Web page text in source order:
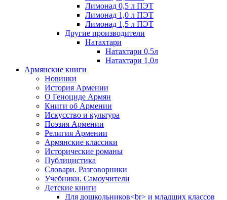
Лимонад 0,5 л ПЭТ
Лимонад 1,0 л ПЭТ
Лимонад 1,5 л ПЭТ
Другие производители
Натахтари
Натахтари 0,5л
Натахтари 1,0л
Армянские книги
Новинки
История Армении
О Геноциде Армян
Книги об Армении
Иcкусство и культура
Поэзия Армении
Религия Армении
Армянские классики
Исторические романы
Публицистика
Словари. Разговорники
Учебники. Самоучители
Детские книги
Для дошкольников<br> и младших классов